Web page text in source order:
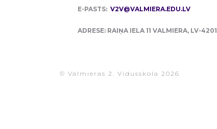
E-PASTS: V2V@VALMIERA.EDU.LV
ADRESE: RAIŅA IELA 11 VALMIERA, LV-4201
© Valmieras 2. Vidusskola 2026